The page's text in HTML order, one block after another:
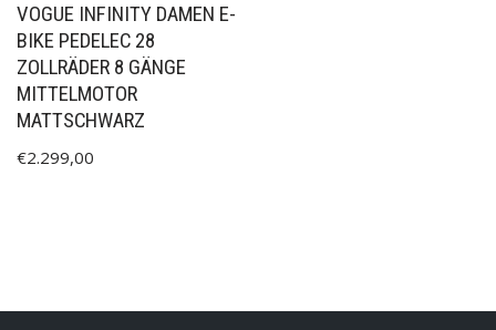
VOGUE INFINITY DAMEN E-
BIKE PEDELEC 28
ZOLLRÄDER 8 GÄNGE
MITTELMOTOR
MATTSCHWARZ
€2.299,00